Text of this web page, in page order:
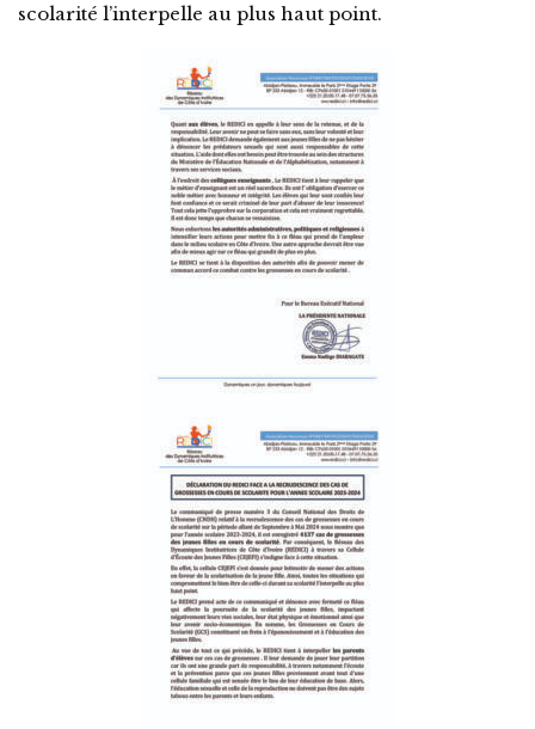
scolarité l’interpelle au plus haut point.